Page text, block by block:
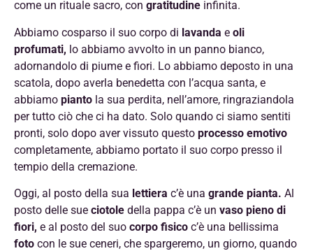
come un rituale sacro, con gratitudine infinita.
Abbiamo cosparso il suo corpo di lavanda e oli
profumati, lo abbiamo avvolto in un panno bianco,
adornandolo di piume e fiori. Lo abbiamo deposto in una
scatola, dopo averla benedetta con l’acqua santa, e
abbiamo pianto la sua perdita, nell’amore, ringraziandola
per tutto ciò che ci ha dato. Solo quando ci siamo sentiti
pronti, solo dopo aver vissuto questo processo emotivo
completamente, abbiamo portato il suo corpo presso il
tempio della cremazione.
Oggi, al posto della sua lettiera c’è una grande pianta. Al
posto delle sue ciotole della pappa c’è un vaso pieno di
fiori, e al posto del suo corpo fisico c’è una bellissima
foto con le sue ceneri, che spargeremo, un giorno, quando